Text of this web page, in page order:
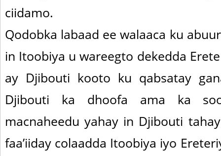
ciidamo.
Qodobka labaad ee walaaca ku
in Itoobiya u wareegto dekedda
ay Djibouti kooto ku qabsatay
Djibouti ka dhoofa ama ka
macnaheedu yahay in Djibouti
faa’iiday colaadda Itoobiya iyo